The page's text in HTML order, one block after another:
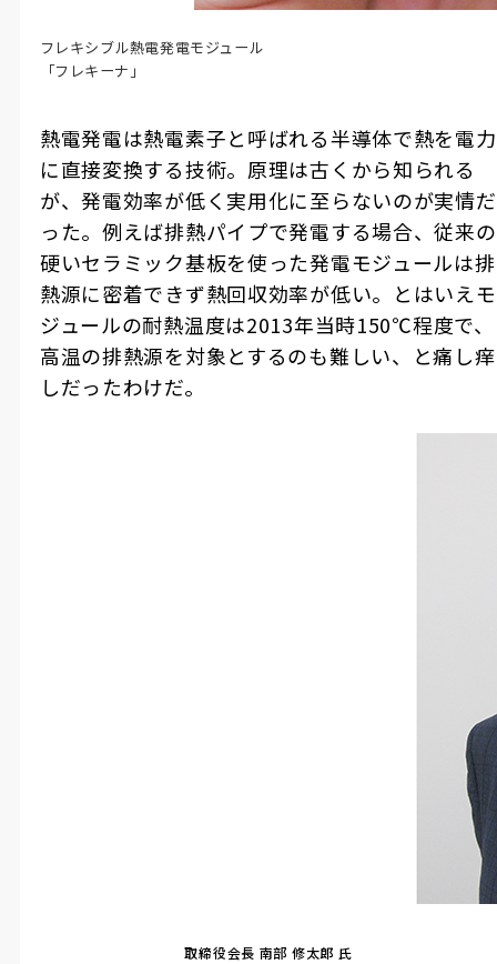
フレキシブル熱電発電モジュール
「フレキーナ」
熱電発電は熱電素子と呼ばれる半導体で熱を電力
に直接変換する技術。原理は古くから知られる
が、発電効率が低く実用化に至らないのが実情だ
った。例えば排熱パイプで発電する場合、従来の
硬いセラミック基板を使った発電モジュールは排
熱源に密着できず熱回収効率が低い。とはいえモ
ジュールの耐熱温度は2013年当時150℃程度で、
高温の排熱源を対象とするのも難しい、と痛し痒
しだったわけだ。
取締役会長 南部 修太郎 氏